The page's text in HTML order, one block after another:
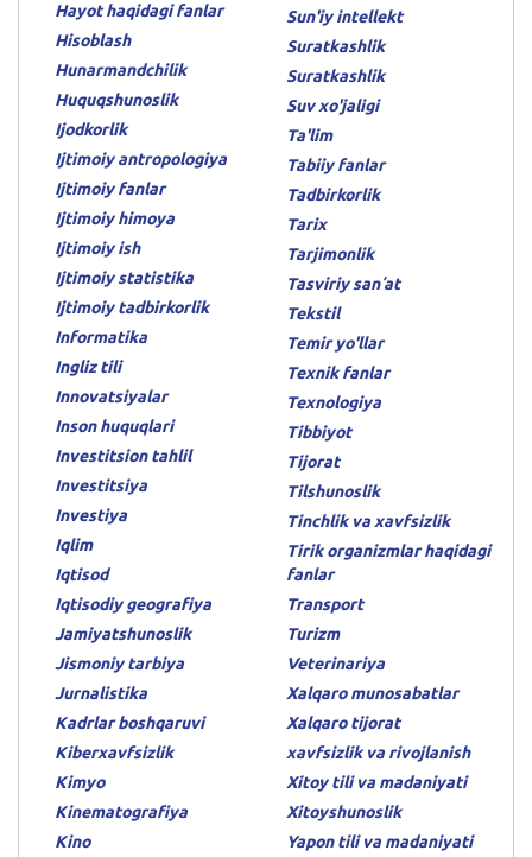
Hayot haqidagi fanlar
Hisoblash
Hunarmandchilik
Huquqshunoslik
Ijodkorlik
Ijtimoiy antropologiya
Ijtimoiy fanlar
Ijtimoiy himoya
Ijtimoiy ish
Ijtimoiy statistika
Ijtimoiy tadbirkorlik
Informatika
Ingliz tili
Innovatsiyalar
Inson huquqlari
Investitsion tahlil
Investitsiya
Investiya
Iqlim
Iqtisod
Iqtisodiy geografiya
Jamiyatshunoslik
Jismoniy tarbiya
Jurnalistika
Kadrlar boshqaruvi
Kiberxavfsizlik
Kimyo
Kinematografiya
Kino
Sun'iy intellekt
Suratkashlik
Suratkashlik
Suv xo'jaligi
Ta'lim
Tabiiy fanlar
Tadbirkorlik
Tarix
Tarjimonlik
Tasviriy sanʼat
Tekstil
Temir yo'llar
Texnik fanlar
Texnologiya
Tibbiyot
Tijorat
Tilshunoslik
Tinchlik va xavfsizlik
Tirik organizmlar haqidagi
fanlar
Transport
Turizm
Veterinariya
Xalqaro munosabatlar
Xalqaro tijorat
xavfsizlik va rivojlanish
Xitoy tili va madaniyati
Xitoyshunoslik
Yapon tili va madaniyati